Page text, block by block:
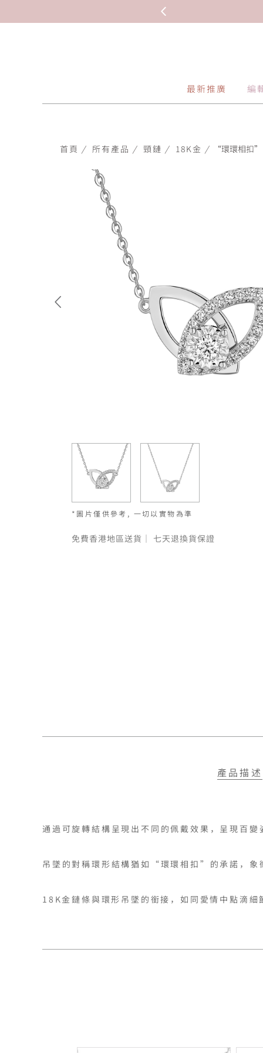
最新推廣 編
首頁 / 所有產品 / 頸鏈 / 18K金 / “環環相扣
*圖片僅供參考, 一切以實物為準
免費香港地區送貨｜ 七天退換貨保證
產品描述
通過可旋轉結構呈現出不同的佩戴效果，呈現百
吊墜的對稱環形結構猶如“環環相扣”的承諾，